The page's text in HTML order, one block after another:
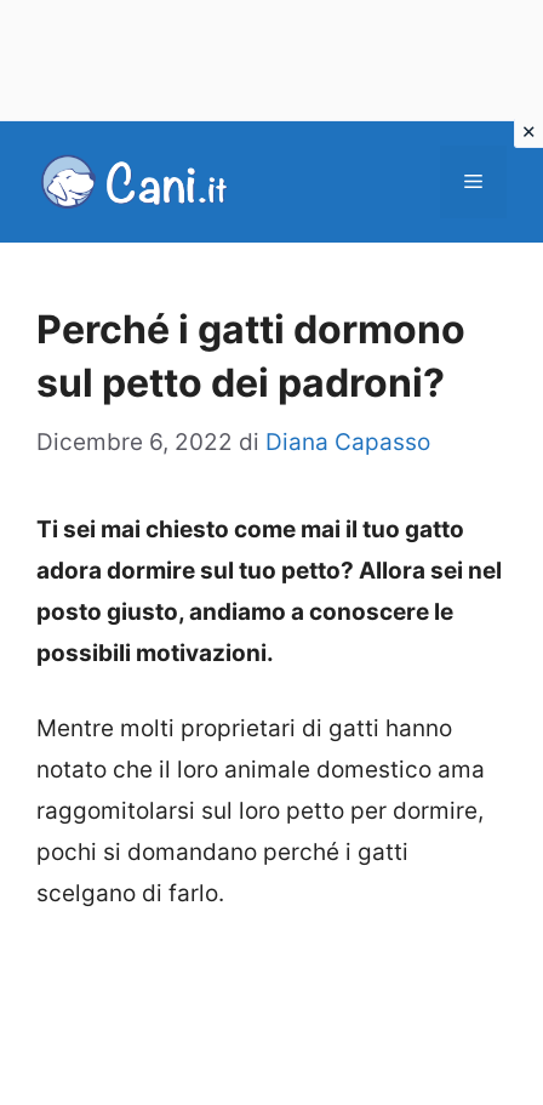
Menu
Perché i gatti dormono
sul petto dei padroni?
Dicembre 6, 2022 di Diana Capasso
Ti sei mai chiesto come mai il tuo gatto
adora dormire sul tuo petto? Allora sei nel
posto giusto, andiamo a conoscere le
possibili motivazioni.
Mentre molti proprietari di gatti hanno
notato che il loro animale domestico ama
raggomitolarsi sul loro petto per dormire,
pochi si domandano perché i gatti
scelgano di farlo.